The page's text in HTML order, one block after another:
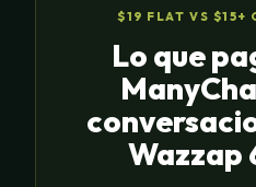
$19 FLAT VS $15+
Lo que
Wazzap